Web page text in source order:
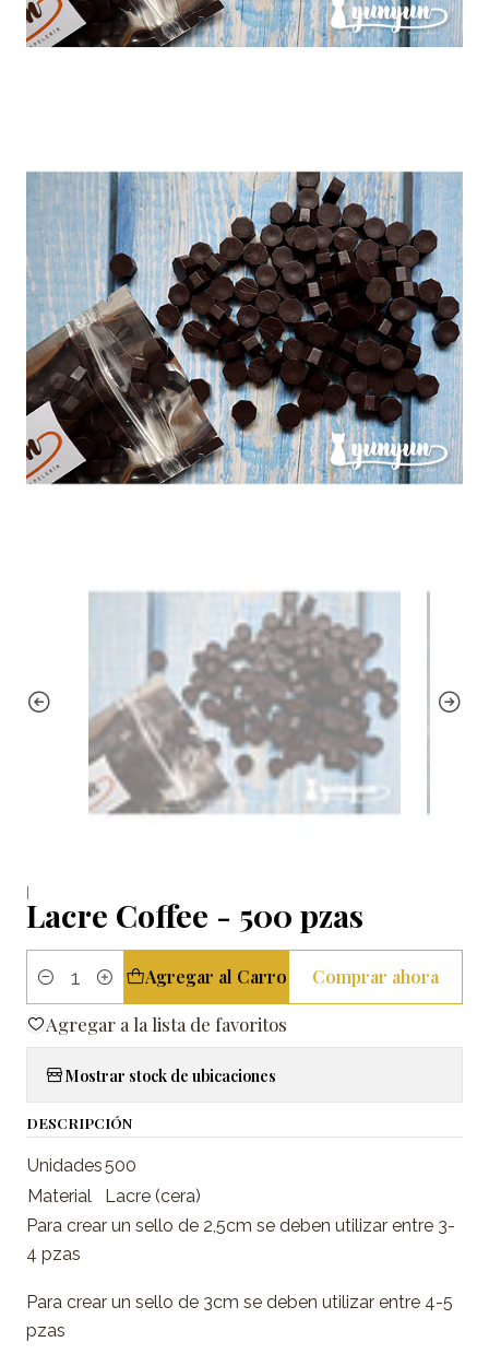
|
Lacre Coffee - 500 pzas
Cantidad
Agregar al Carro Comprar ahora
Agregar a la lista de favoritos
Mostrar stock de ubicaciones
DESCRIPCIÓN
Unidades500
Material
Lacre (cera)
Para crear un sello de 2,5cm se deben utilizar entre 3-
4 pzas
Para crear un sello de 3cm se deben utilizar entre 4-5
pzas